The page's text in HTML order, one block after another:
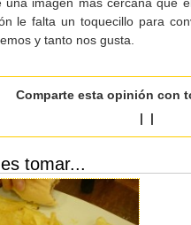
le falta un toquecillo para
y tanto nos gusta.
Comparte esta opinión con
|
|
tomar...